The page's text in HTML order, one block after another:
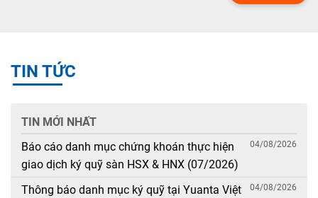
TIN TỨC
TIN MỚI NHẤT
Báo cáo danh mục chứng khoán thực hiện
giao dịch ký quỹ sàn HSX & HNX (07/2026)
04/08/2026
Thông báo danh mục ký quỹ tại Yuanta Việt
04/08/2026